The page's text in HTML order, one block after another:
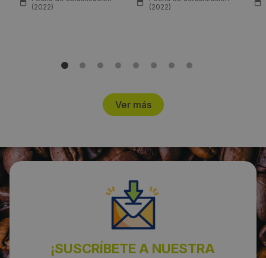
(2022)
(2022)
Ver más
¡SUSCRÍBETE A NUESTRA